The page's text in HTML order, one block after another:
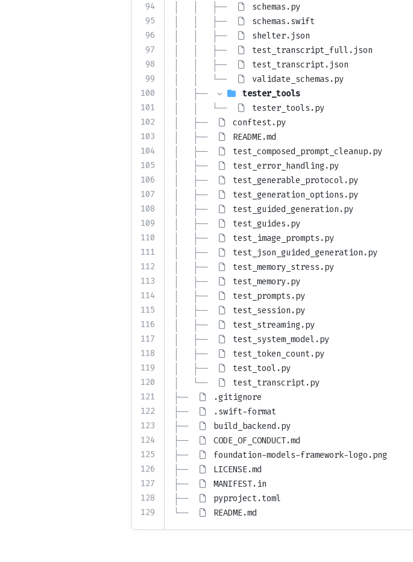
94
95
96
97
98
99
100
101
102
103
104
105
106
107
108
109
110
111
112
113
114
115
116
117
118
119
120
121
122
123
124
125
126
127
128
129
│   │   ├──
schemas.py
│   │   ├──
schemas.swift
│   │   ├──
shelter.json
│   │   ├──
test_transcript_full.json
│   │   ├──
test_transcript.json
│   │   └──
validate_schemas.py
│   ├──
tester_tools
│   │   └──
tester_tools.py
│   ├──
conftest.py
│   ├──
README.md
│   ├──
test_composed_prompt_cleanup.py
│   ├──
test_error_handling.py
│   ├──
test_generable_protocol.py
│   ├──
test_generation_options.py
│   ├──
test_guided_generation.py
│   ├──
test_guides.py
│   ├──
test_image_prompts.py
│   ├──
test_json_guided_generation.py
│   ├──
test_memory_stress.py
│   ├──
test_memory.py
│   ├──
test_prompts.py
│   ├──
test_session.py
│   ├──
test_streaming.py
│   ├──
test_system_model.py
│   ├──
test_token_count.py
│   ├──
test_tool.py
│   └──
test_transcript.py
├──
.gitignore
├──
.swift-format
├──
build_backend.py
├──
CODE_OF_CONDUCT.md
├──
foundation-models-framework-logo.png
├──
LICENSE.md
├──
MANIFEST.in
├──
pyproject.toml
└──
README.md